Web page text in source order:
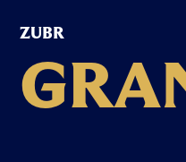
ZUBR
GRA